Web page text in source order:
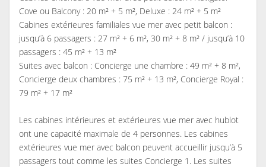
Cove ou Balcony : 20 m² + 5 m², Deluxe : 24 m² + 5 m²
Cabines extérieures familiales vue mer avec petit balcon :
jusqu’à 6 passagers : 27 m² + 6 m², 30 m² + 8 m² / jusqu’à 10
passagers : 45 m² + 13 m²
Suites avec balcon : Concierge une chambre : 49 m² + 8 m²,
Concierge deux chambres : 75 m² + 13 m², Concierge Royal :
79 m² + 17 m²
Les cabines intérieures et extérieures vue mer avec hublot
ont une capacité maximale de 4 personnes. Les cabines
extérieures vue mer avec balcon peuvent accueillir jusqu’à 5
passagers tout comme les suites Concierge 1. Les suites